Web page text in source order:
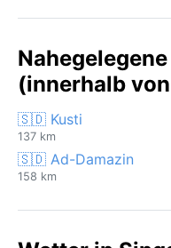
(innerhalb
🇸🇩 Kusti
137 km
🇸🇩 Ad-Damazin
158 km